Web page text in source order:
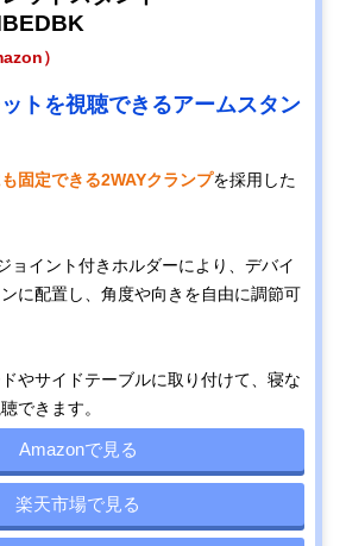
）
トを視聴できるアームスタン
固定できる2WAYクランプを採用した
ョイント付きホルダーにより、デバイ
に配置し、角度や向きを自由に調節可
やサイドテーブルに取り付けて、寝な
できます。
Amazonで見る
楽天市場で見る